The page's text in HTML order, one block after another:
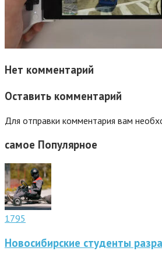
Нет комментарий
Оставить комментарий
Для отправки комментария вам
самое Популярное
1795
Новосибирские студенты